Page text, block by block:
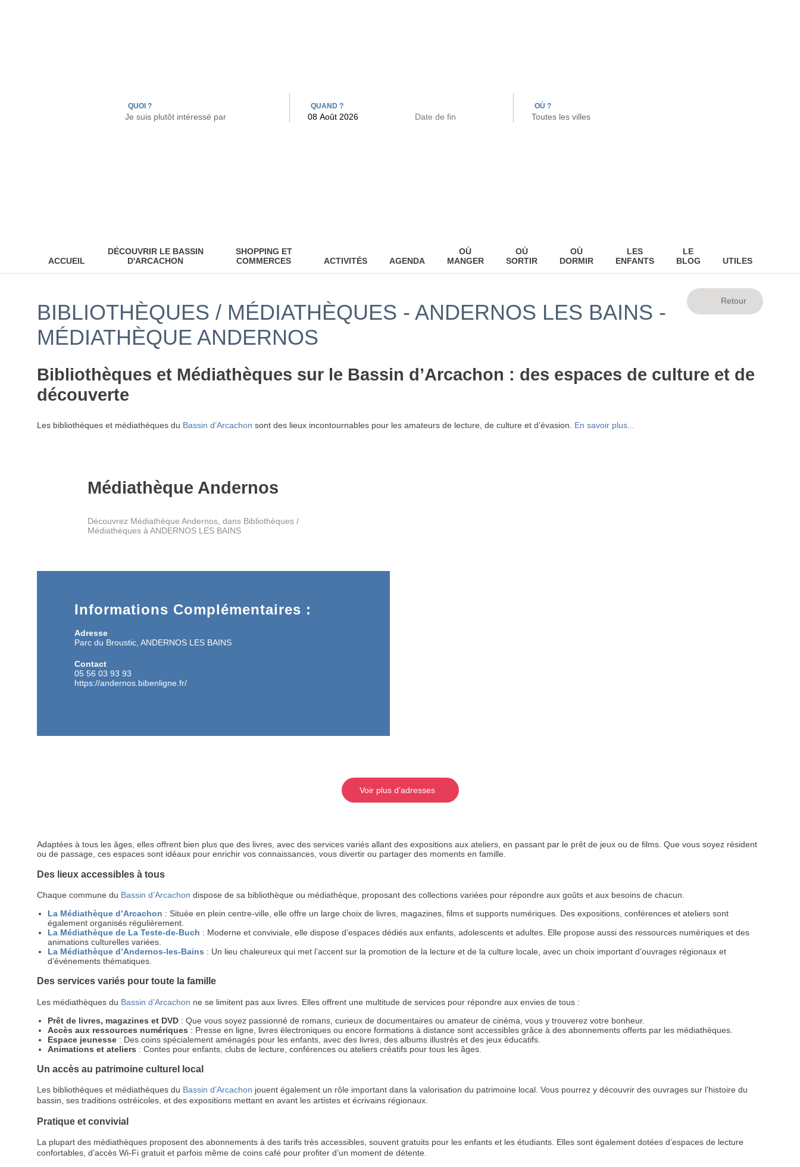
RECEVEZ
QUOI ? QUAND ? OÙ ?
ACCUEIL
DÉCOUVRIR LE BASSIN
D'ARCACHON
SHOPPING ET
COMMERCES
ACTIVITÉS AGENDA
OÙ
MANGER
OÙ
SORTIR
OÙ
DORMIR
LES
ENFANTS
LE
BLOG
UTILES
BIBLIOTHÈQUES / MÉDIATHÈQUES - ANDERNOS LES BAINS -
MÉDIATHÈQUE ANDERNOS
Bibliothèques et Médiathèques sur le Bassin d’Arcachon : des espaces de culture et de
découverte
Les bibliothèques et médiathèques du Bassin d’Arcachon sont des lieux incontournables pour les amateurs de lecture, de culture et d’évasion. En savoir plus...
Médiathèque Andernos
Découvrez Médiathèque Andernos, dans Bibliothèques /
Médiathèques à ANDERNOS LES BAINS
Informations Complémentaires :
Adresse
Parc du Broustic, ANDERNOS LES BAINS
Contact
05 56 03 93 93
https://andernos.bibenligne.fr/
Voir plus d'adresses
Adaptées à tous les âges, elles offrent bien plus que des livres, avec des services variés allant des expositions aux ateliers, en passant par le prêt de jeux ou de films. Que vous soyez résident
ou de passage, ces espaces sont idéaux pour enrichir vos connaissances, vous divertir ou partager des moments en famille.
Des lieux accessibles à tous
Chaque commune du Bassin d’Arcachon dispose de sa bibliothèque ou médiathèque, proposant des collections variées pour répondre aux goûts et aux besoins de chacun.
La Médiathèque d’Arcachon : Située en plein centre-ville, elle offre un large choix de livres, magazines, films et supports numériques. Des expositions, conférences et ateliers sont
également organisés régulièrement.
La Médiathèque de La Teste-de-Buch : Moderne et conviviale, elle dispose d’espaces dédiés aux enfants, adolescents et adultes. Elle propose aussi des ressources numériques et des
animations culturelles variées.
La Médiathèque d’Andernos-les-Bains : Un lieu chaleureux qui met l’accent sur la promotion de la lecture et de la culture locale, avec un choix important d’ouvrages régionaux et
d’événements thématiques.
Des services variés pour toute la famille
Les médiathèques du Bassin d’Arcachon ne se limitent pas aux livres. Elles offrent une multitude de services pour répondre aux envies de tous :
Prêt de livres, magazines et DVD : Que vous soyez passionné de romans, curieux de documentaires ou amateur de cinéma, vous y trouverez votre bonheur.
Accès aux ressources numériques : Presse en ligne, livres électroniques ou encore formations à distance sont accessibles grâce à des abonnements offerts par les médiathèques.
Espace jeunesse : Des coins spécialement aménagés pour les enfants, avec des livres, des albums illustrés et des jeux éducatifs.
Animations et ateliers : Contes pour enfants, clubs de lecture, conférences ou ateliers créatifs pour tous les âges.
Un accès au patrimoine culturel local
Les bibliothèques et médiathèques du Bassin d’Arcachon jouent également un rôle important dans la valorisation du patrimoine local. Vous pourrez y découvrir des ouvrages sur l’histoire du
bassin, ses traditions ostréicoles, et des expositions mettant en avant les artistes et écrivains régionaux.
Pratique et convivial
La plupart des médiathèques proposent des abonnements à des tarifs très accessibles, souvent gratuits pour les enfants et les étudiants. Elles sont également dotées d’espaces de lecture
confortables, d’accès Wi-Fi gratuit et parfois même de coins café pour profiter d’un moment de détente.